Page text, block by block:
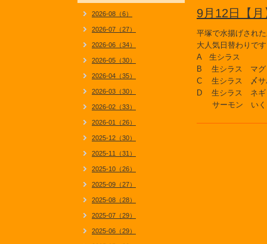
9月12日【
平塚で水揚げされ
大人気日替わりです
A 生シラス
B 生シラス マグ
C 生シラス 〆サ
D 生シラス ネギ
サーモン いく
2026-08（6）
2026-07（27）
2026-06（34）
2026-05（30）
2026-04（35）
2026-03（30）
2026-02（33）
2026-01（26）
2025-12（30）
2025-11（31）
2025-10（26）
2025-09（27）
2025-08（28）
2025-07（29）
2025-06（29）